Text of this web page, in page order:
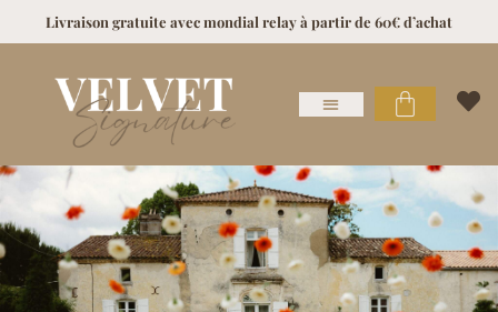
Livraison gratuite avec mondial relay à partir de 60€ d’achat